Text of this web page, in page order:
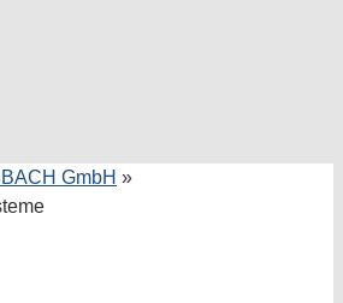
GmbH »